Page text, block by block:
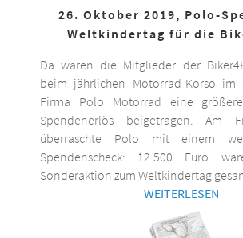
26. Oktober 2019, Polo-
Weltkindertag für die
Da waren die Mitglieder der
beim jährlichen Motorrad-Korso
Firma Polo Motorrad eine
Spendenerlös beigetragen. Am
überraschte Polo mit einem
Spendenscheck: 12.500 Euro
Sonderaktion zum Weltkindertag
WEITERLESEN